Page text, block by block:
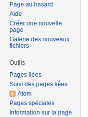
Page au hasard
Aide
Créer une nouvelle
page
Galerie des nouveaux
fichiers
Outils
Pages liées
Suivi des pages liées
Atom
Pages spéciales
Information sur la page